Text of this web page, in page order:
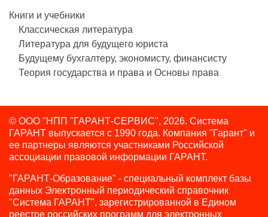
Книги и учебники
Классическая литература
Литература для будущего юриста
Будущему бухгалтеру, экономисту, финансисту
Теория государства и права и Основы права
© ООО "НПП "ГАРАНТ-СЕРВИС", 2026. Система
ГАРАНТ выпускается с 1990 года. Компания "Гарант" и
ее партнеры являются участниками Российской
ассоциации правовой информации ГАРАНТ.
"ГАРАНТ-Образование" - специальный комплект базы
данных Электронный периодический справочник
"Система ГАРАНТ", зарегистрированной в Едином
реестре российских программ для электронных